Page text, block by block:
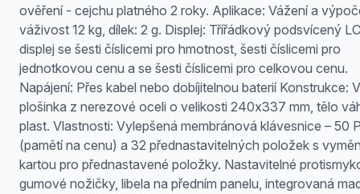
ověření - cejchu platného 2 roky. Aplikace: Vážení a
váživost 12 kg, dílek: 2 g. Displej: Třířádkový podsvícený
displej se šesti číslicemi pro hmotnost, šesti číslicemi pro
jednotkovou cenu a se šesti číslicemi pro celkovou cenu.
Napájení: Přes kabel nebo dobíjitelnou baterií Konstrukce:
plošinka z nerezové oceli o velikosti 240x337 mm, tělo
plast. Vlastnosti: Vylepšená membránová klávesnice – 50
(pamětí na cenu) a 32 přednastavitelných položek s
kartou pro přednastavené položky. Nastavitelné
gumové nožičky, libela na předním panelu, integrovaná